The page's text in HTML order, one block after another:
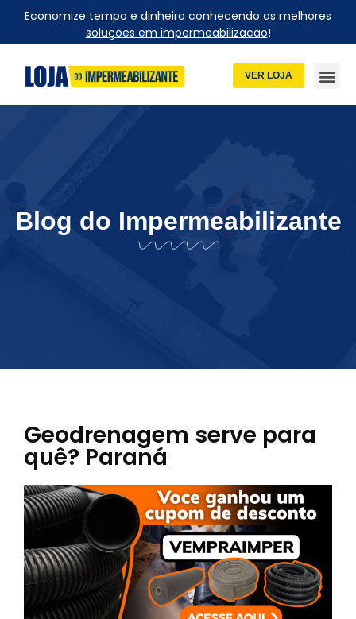
Economize tempo e dinheiro conhecendo as melhores
soluções em impermeabilizacão!
VER LOJA
Blog do Impermeabilizante
Geodrenagem serve para
quê? Paraná